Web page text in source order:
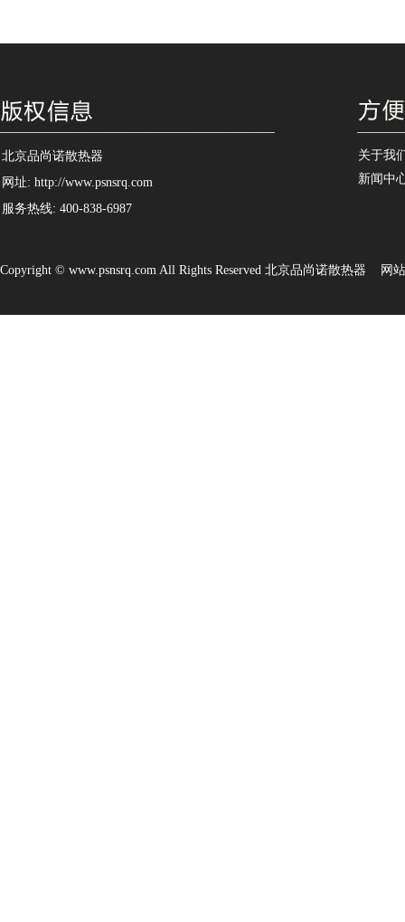
北京品尚诺散热器
网址: http://www.psnsrq.com
服务热线: 400-838-6987
关于我
新闻中
Copyright © www.psnsrq.com All Rights Reserved 北京品尚诺散热器 网